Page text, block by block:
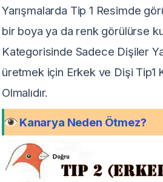
Yarışmalarda Tip 1 Resimde
bir boya ya da renk görülürse
Kategorisinde Sadece Dişiler
üretmek için Erkek ve Dişi Tip1
Olmalıdır.
Kanarya Neden Ötmez?